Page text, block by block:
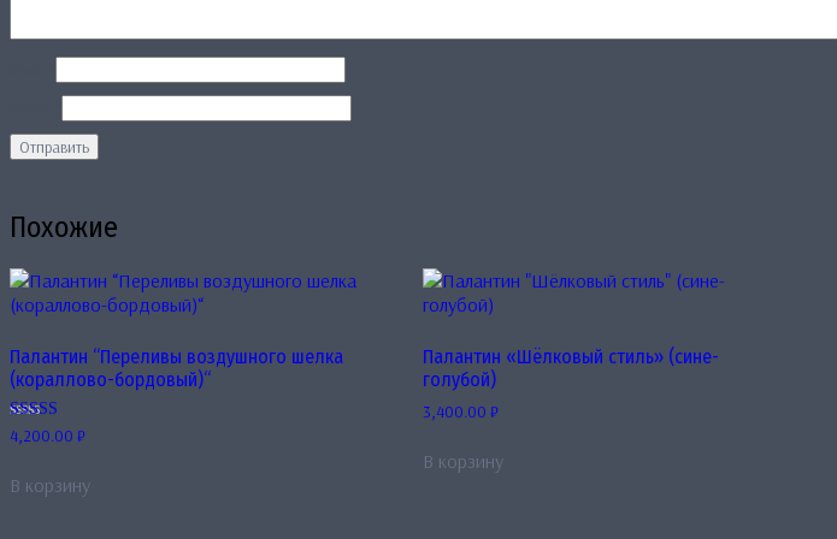
Похожие
Палантин “Переливы воздушного шелка
(кораллово-бордовый)“
Оценка
5.00
4,200.00 ₽
В корзину
Палантин «Шёлковый стиль» (сине-
голубой)
3,400.00₽
В корзину